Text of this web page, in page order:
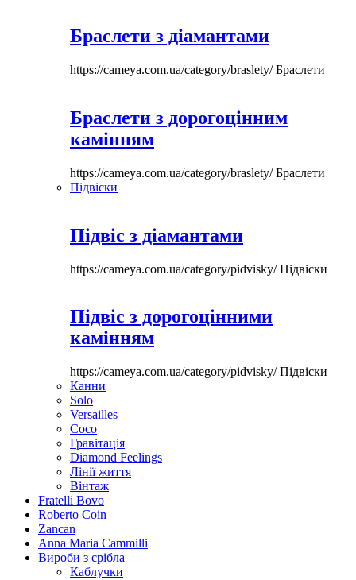
Браслети з діамантами
https://cameya.com.ua/category/braslety/Браслети
Браслети з дорогоцінним
камінням
https://cameya.com.ua/category/braslety/Браслети
Підвіски
Підвіс з діамантами
https://cameya.com.ua/category/pidvisky/Підвіски
Підвіс з дорогоцінними
камінням
https://cameya.com.ua/category/pidvisky/Підвіски
Канни
Solo
Versailles
Coco
Гравітація
Diamond Feelings
Лінії життя
Вінтаж
Fratelli Bovo
Roberto Coin
Zancan
Anna Maria Cammilli
Вироби з срібла
Каблучки